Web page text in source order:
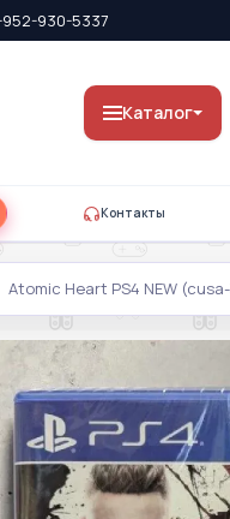
930-5337
Каталог
Контакты
Atomic Heart PS4 NEW